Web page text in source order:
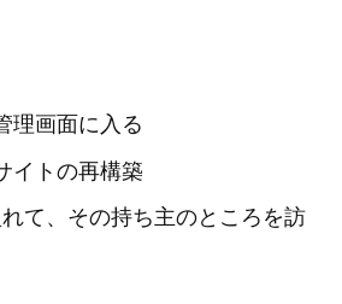
理画面に入る
イトの再構築
て、その持ち主のところを訪